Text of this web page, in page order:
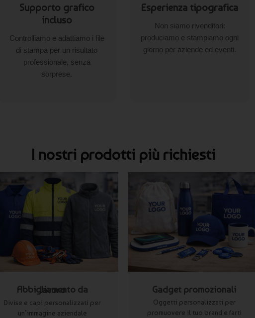
Supporto grafico
incluso
Controlliamo e adattiamo i file
di stampa per un risultato
professionale, senza
sorprese.
Esperienza tipografica
Non siamo rivenditori:
produciamo e stampiamo ogni
giorno per aziende ed eventi.
I nostri prodotti più richiesti
Abbigliamento da lavoro
Divise e capi personalizzati per
un’immagine aziendale
Gadget promozionali
Oggetti personalizzati per
promuovere il tuo brand e farti